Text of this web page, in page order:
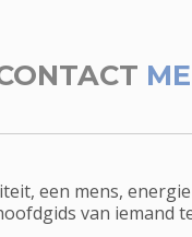
een mens,
van iemand